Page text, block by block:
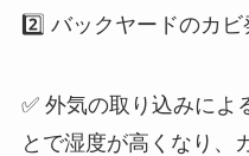
2️⃣ バックヤードのカビ
✅ 外気の取り込みに
とで湿度が高くなり、